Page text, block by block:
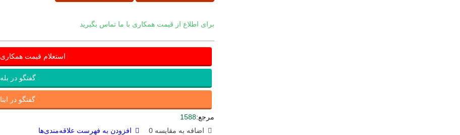
برای اطلاع از قیمت همکاری با ما تماس بگیرید
استعلام قیمت همکاری
گفتگو در بله
گفتگو در ایتا
مرجع:1588
اضافه به مقایسه 0
افزودن به فهرست علاقه‌مندی‌ها